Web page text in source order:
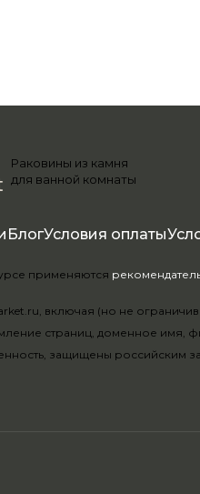
Раковины из камня
для ванной комнаты
БлогУсловия оплаты
применяются
включая (но не
страниц, доменное имя,
защищены российским